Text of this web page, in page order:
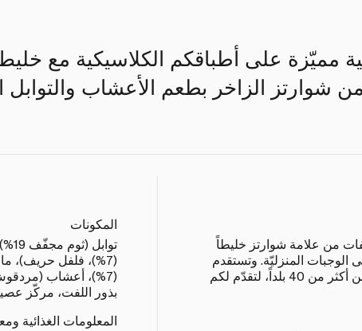
مميّزة على أطباقكم الكلاسيكية مع
شوارتز الزاخر بطعم الأعشاب والتوابل
من علامة شوارتز خليطاً
المنزليّة. وتستقدم
العلامة مكوّناتها عالية الجودة من أكثر من 40 بلداً، لتقدّم لكم
المكونات
(7%)، فلفل حريف)،
(7%)، أعشاب
بذور اللفت، مركّز
المعلومات الغذائية